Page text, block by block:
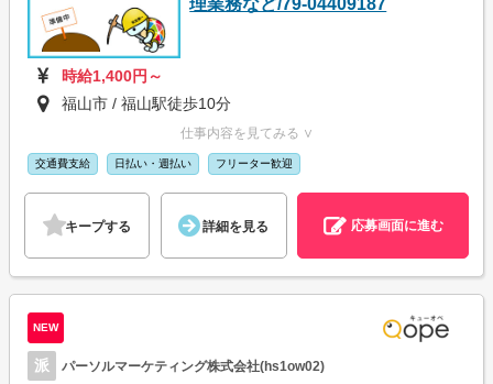
理業務など/79-04409187
時給1,400円～
福山市 / 福山駅徒歩10分
仕事内容を見てみる ∨
交通費支給 日払い・週払い フリーター歓迎
キープする 詳細を見る 応募画面に進む
NEW
派 パーソルマーケティング株式会社(hs1ow02)